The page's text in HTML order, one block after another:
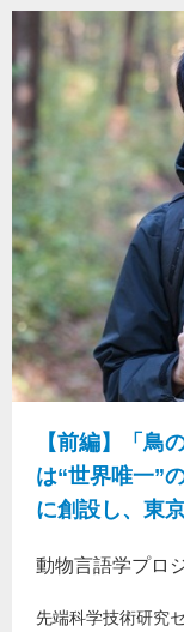
【前編】「鳥
は“世界唯一”
に創設し、東
動物言語学プロ
先端科学技術研究